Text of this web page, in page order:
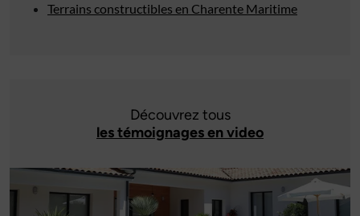
Terrains constructibles en Charente Maritime
Découvrez tous
les témoignages en video